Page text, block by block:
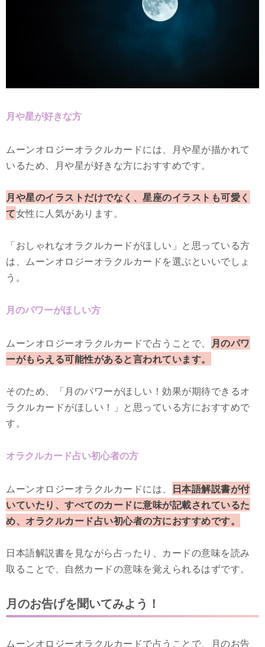
月や星が好きな方
ムーンオロジーオラクルカードには、月や星が描かれて
いるため、月や星が好きな方におすすめです。
月や星のイラストだけでなく、星座のイラストも可愛く
て女性に人気があります。
「おしゃれなオラクルカードがほしい」と思っている方
は、ムーンオロジーオラクルカードを選ぶといいでしょ
う。
月のパワーがほしい方
ムーンオロジーオラクルカードで占うことで、
月のパワ
ーがもらえる可能性があると言われています。
そのため、「月のパワーがほしい！効果が期待できるオ
ラクルカードがほしい！」と思っている方におすすめで
す。
オラクルカード占い初心者の方
ムーンオロジーオラクルカードには、
日本語解説書が付
いていたり、すべてのカードに意味が記載されているた
め、オラクルカード占い初心者の方におすすめです。
日本語解説書を見ながら占ったり、カードの意味を読み
取ることで、自然カードの意味を覚えられるはずです。
月のお告げを聞いてみよう！
ムーンオロジーオラクルカードで占うことで、月のお告